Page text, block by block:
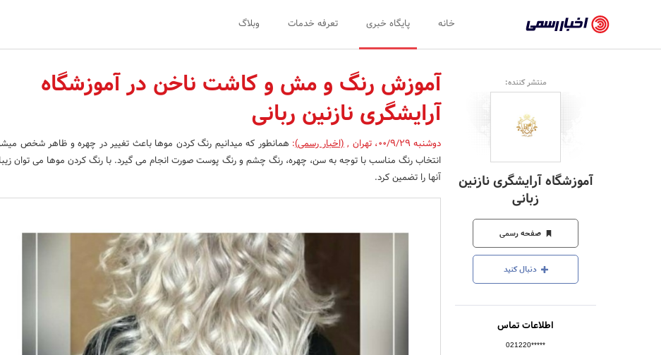
رسمی
-
اخبار
تایید
شرکت‌ها،
سازمان‌ها
و
روابط
عمومی‌ها
خانه پایگاه خبری تعرفه خدمات وبلاگ
منتشر کننده:
آموزشگاه آرایشگری نازنین
زبانی
صفحه رسمی
دنبال کنید
اطلاعات تماس
021220*****
آموزش رنگ و مش و کاشت ناخن در آموزشگاه
آرایشگری نازنین ربانی
دوشنبه 00/9/29 ،تهران ,(اخبار رسمی): همانطور که میدانیم رنگ کردن موها باعث تغییر در چهره و ظاهر شخص
انتخاب رنگ مناسب با توجه به سن، چهره، رنگ چشم و رنگ پوست صورت انجام می گیرد. با رنگ کردن موها می توان
آنها را تضمین کرد.